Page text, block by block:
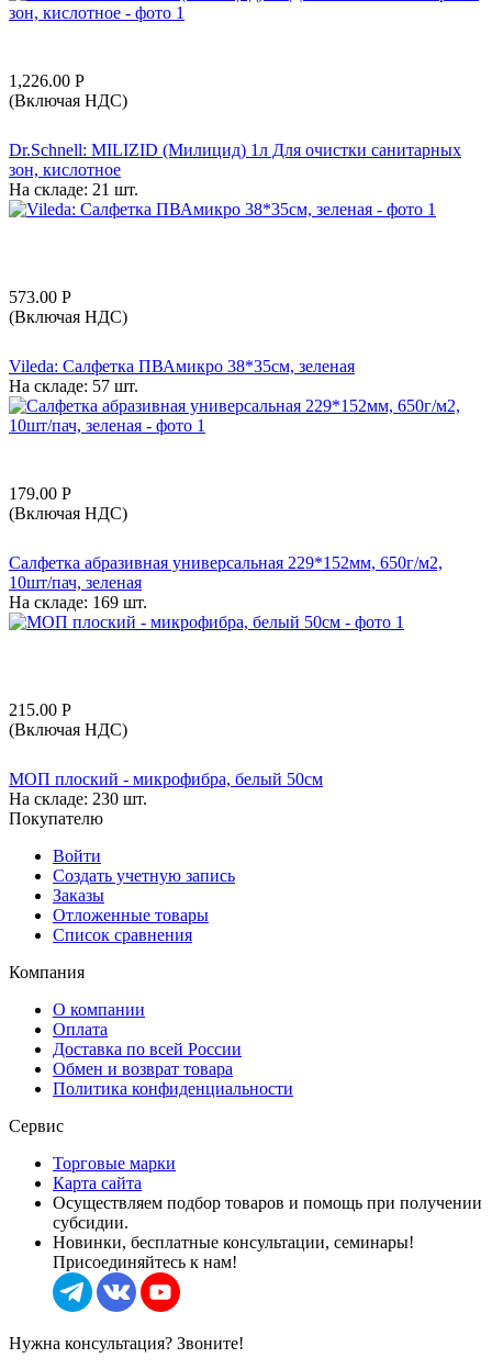
1,226.00 Р
(Включая НДС)
Dr.Schnell: MILIZID (Милицид) 1л Для очистки санитарных
зон, кислотное
На складе: 21 шт.
573.00 Р
(Включая НДС)
Vileda: Салфетка ПВАмикро 38*35см, зеленая
На складе: 57 шт.
179.00 Р
(Включая НДС)
Салфетка абразивная универсальная 229*152мм, 650г/м2,
10шт/пач, зеленая
На складе: 169 шт.
215.00 Р
(Включая НДС)
МОП плоский - микрофибра, белый 50см
На складе: 230 шт.
Покупателю
Войти
Создать учетную запись
Заказы
Отложенные товары
Список сравнения
Компания
О компании
Оплата
Доставка по всей России
Обмен и возврат товара
Политика конфиденциальности
Сервис
Торговые марки
Карта сайта
Осуществляем подбор товаров и помощь при получении
субсидии.
Новинки, бесплатные консультации, семинары!
Присоединяйтесь к нам!
Нужна консультация? Звоните!